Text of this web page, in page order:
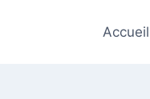
Accueil